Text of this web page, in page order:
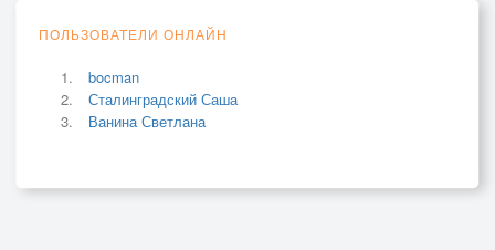
ПОЛЬЗОВАТЕЛИ ОНЛАЙН
bocman
Сталинградский Саша
Ванина Светлана